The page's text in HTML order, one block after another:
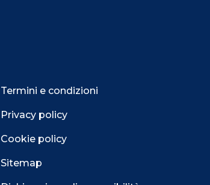
Termini e condizioni
Privacy policy
Cookie policy
Sitemap